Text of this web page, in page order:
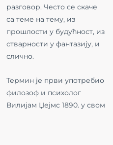
разговор. Често се скаче
са теме на тему, из
прошлости у будућност, из
стварности у фантазију, и
слично.
Термин је први употребио
филозоф и психолог
Вилијам Џејмс 1890. у свом